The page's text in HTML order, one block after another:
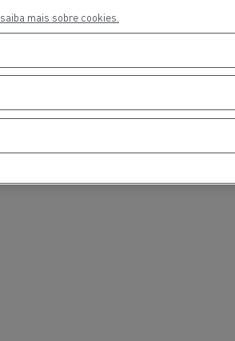
Serviços de emergência e
saiba mais sobre cookies.